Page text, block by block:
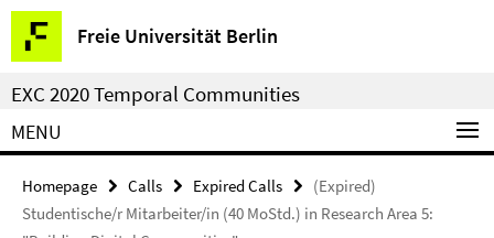
Springe
direkt
zu
Inhalt
Freie Universität Berlin
Service
Navigation
EXC 2020 Temporal Communities
MENU
Homepage Calls Expired Calls
(Expired)
Studentische/r Mitarbeiter/in (40 MoStd.) in Research Area 5: